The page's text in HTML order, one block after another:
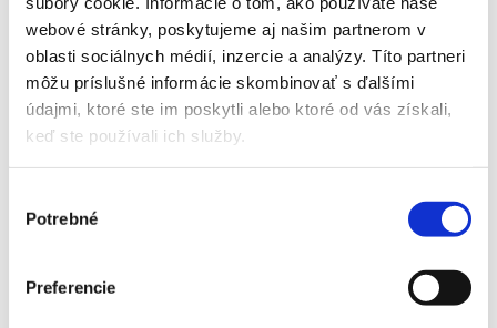
webové stránky, poskytujeme aj našim partnerom v
oblasti sociálnych médií, inzercie a analýzy. Títo partneri
môžu príslušné informácie skombinovať s ďalšími
údajmi, ktoré ste im poskytli alebo ktoré od vás získali,
keď ste používali ich služby.
súhlasu
Potrebné
Preferencie
Kategória: Poradíme Vám 4 januára, 2025 Pridajte komentár
Share